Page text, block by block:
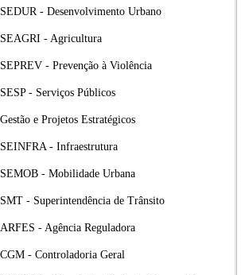
SEDUR - Desenvolvimento Urbano
SEAGRI - Agricultura
SEPREV - Prevenção à Violência
SESP - Serviços Públicos
Gestão e Projetos Estratégicos
SEINFRA - Infraestrutura
SEMOB - Mobilidade Urbana
SMT - Superintendência de Trânsito
ARFES - Agência Reguladora
CGM - Controladoria Geral